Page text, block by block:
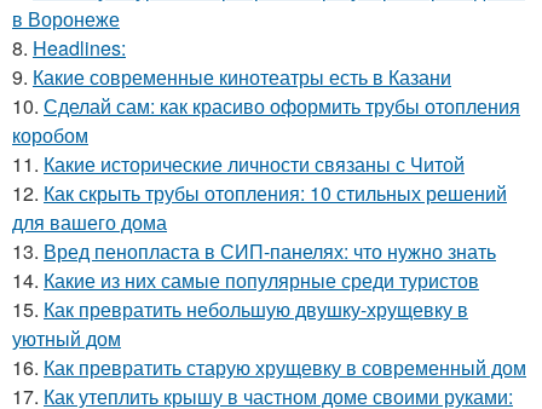
в Воронеже
8. Headlines:
9. Какие современные кинотеатры есть в Казани
10. Сделай сам: как красиво оформить трубы отопления
коробом
11. Какие исторические личности связаны с Читой
12. Как скрыть трубы отопления: 10 стильных решений
для вашего дома
13. Вред пенопласта в СИП-панелях: что нужно знать
14. Какие из них самые популярные среди туристов
15. Как превратить небольшую двушку-хрущевку в
уютный дом
16. Как превратить старую хрущевку в современный дом
17. Как утеплить крышу в частном доме своими руками: